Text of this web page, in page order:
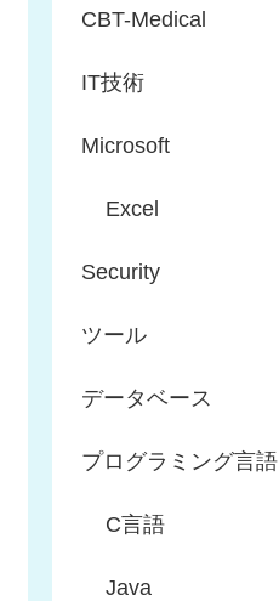
CBT-Medical
IT技術
Microsoft
Excel
Security
ツール
データベース
プログラミング言語
C言語
Java